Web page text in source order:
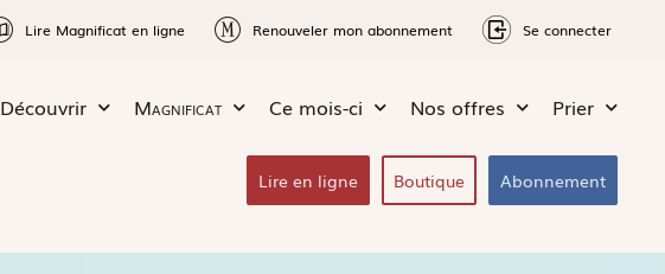
Lire Magnificat en ligne Renouveler mon abonnement Se connecter
Découvrir Magnificat Ce mois-ci Nos offres Prier
Lire en ligne Boutique Abonnement